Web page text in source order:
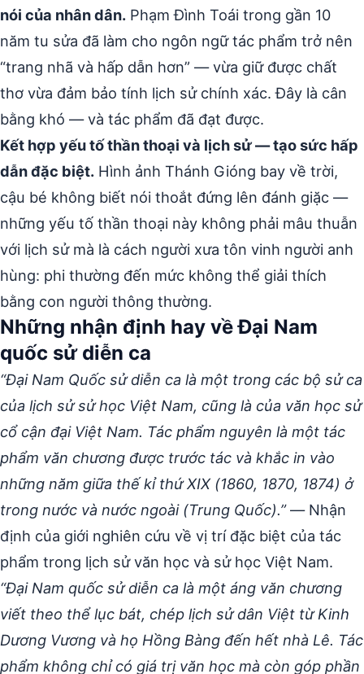
nói của nhân dân. Phạm Đình Toái trong gần 10
năm tu sửa đã làm cho ngôn ngữ tác phẩm trở nên
“trang nhã và hấp dẫn hơn” — vừa giữ được chất
thơ vừa đảm bảo tính lịch sử chính xác. Đây là cân
bằng khó — và tác phẩm đã đạt được.
Kết hợp yếu tố thần thoại và lịch sử — tạo sức hấp
dẫn đặc biệt. Hình ảnh Thánh Gióng bay về trời,
cậu bé không biết nói thoắt đứng lên đánh giặc —
những yếu tố thần thoại này không phải mâu thuẫn
với lịch sử mà là cách người xưa tôn vinh người anh
hùng: phi thường đến mức không thể giải thích
bằng con người thông thường.
Những nhận định hay về Đại Nam
quốc sử diễn ca
“Đại Nam Quốc sử diễn ca là một trong các bộ sử ca
của lịch sử sử học Việt Nam, cũng là của văn học sử
cổ cận đại Việt Nam. Tác phẩm nguyên là một tác
phẩm văn chương được trước tác và khắc in vào
những năm giữa thế kỉ thứ XIX (1860, 1870, 1874) ở
trong nước và nước ngoài (Trung Quốc).”— Nhận
định của giới nghiên cứu về vị trí đặc biệt của tác
phẩm trong lịch sử văn học và sử học Việt Nam.
“Đại Nam quốc sử diễn ca là một áng văn chương
viết theo thể lục bát, chép lịch sử dân Việt từ Kinh
Dương Vương và họ Hồng Bàng đến hết nhà Lê. Tác
phẩm không chỉ có giá trị văn học mà còn góp phần